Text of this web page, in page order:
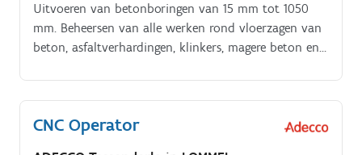
Uitvoeren van betonboringen van 15 mm tot 1050
mm. Beheersen van alle werken rond vloerzagen van
beton, asfaltverhardingen, klinkers, magere beton en
CNC Operator